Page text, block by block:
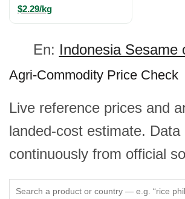
$2.29/kg
En: Indonesia Sesame
Agri-Commodity Price Check
Live reference prices and
landed-cost estimate. Data
continuously from official